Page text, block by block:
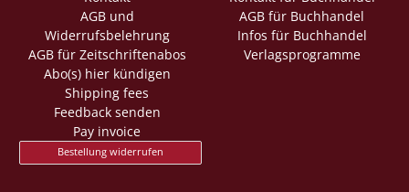
AGB und
Widerrufsbelehrung
AGB für Zeitschriftenabos
Abo(s) hier kündigen
Shipping fees
Feedback senden
Pay invoice
Bestellung widerrufen
AGB für Buchhandel
Infos für Buchhandel
Verlagsprogramme